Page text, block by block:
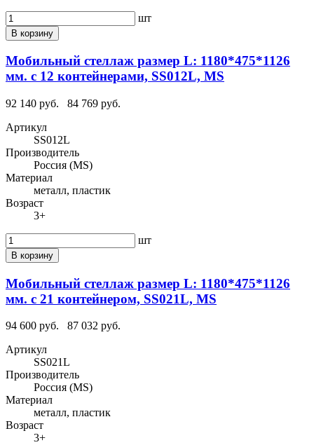
шт
В корзину
Мобильный стеллаж размер L: 1180*475*1126
мм. с 12 контейнерами, SS012L, MS
92 140 руб.
84 769 руб.
Артикул
SS012L
Производитель
Россия (MS)
Материал
металл, пластик
Возраст
3+
шт
В корзину
Мобильный стеллаж размер L: 1180*475*1126
мм. с 21 контейнером, SS021L, MS
94 600 руб.
87 032 руб.
Артикул
SS021L
Производитель
Россия (MS)
Материал
металл, пластик
Возраст
3+